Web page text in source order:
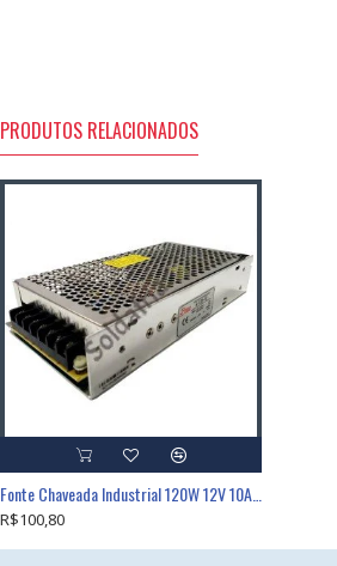
PRODUTOS RELACIONADOS
R$100,80